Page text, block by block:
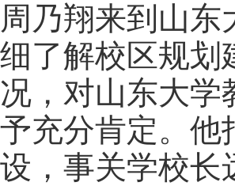
周乃翔来到山
细了解校区规划
况，对山东大学
予充分肯定。他
设，事关学校长